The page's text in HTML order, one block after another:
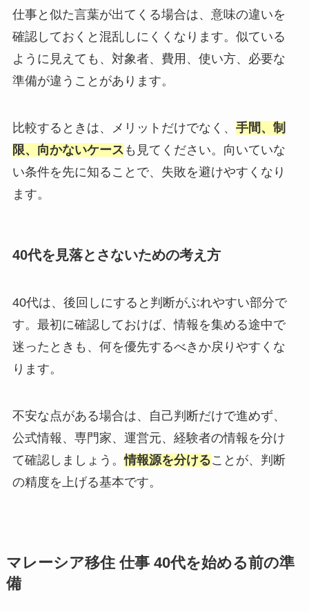
仕事と似た言葉が出てくる場合は、意味の違いを
確認しておくと混乱しにくくなります。似ている
ように見えても、対象者、費用、使い方、必要な
準備が違うことがあります。
比較するときは、メリットだけでなく、 手間、制
限、向かないケース も見てください。向いていな
い条件を先に知ることで、失敗を避けやすくなり
ます。
40代を見落とさないための考え方
40代は、後回しにすると判断がぶれやすい部分で
す。最初に確認しておけば、情報を集める途中で
迷ったときも、何を優先するべきか戻りやすくな
ります。
不安な点がある場合は、自己判断だけで進めず、
公式情報、専門家、運営元、経験者の情報を分け
て確認しましょう。情報源を分けることが、判断
の精度を上げる基本です。
マレーシア移住 仕事 40代を始める前の準
備